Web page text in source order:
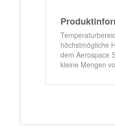
höchstmögliche
dem Aerospace
kleine Mengen